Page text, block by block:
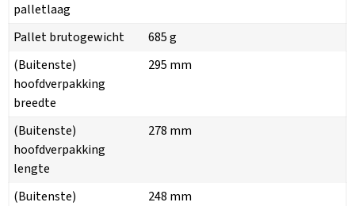
palletlaag
Pallet brutogewicht
685 g
(Buitenste)
hoofdverpakking
breedte
295 mm
(Buitenste)
hoofdverpakking
lengte
278 mm
(Buitenste)
248 mm